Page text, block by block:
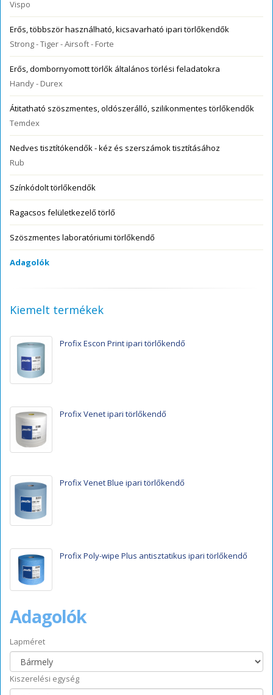
Vispo
Erős, többször használható, kicsavarható ipari törlőkendők
Strong - Tiger - Airsoft - Forte
Erős, dombornyomott törlők általános törlési feladatokra
Handy - Durex
Átitatható szöszmentes, oldószerálló, szilikonmentes törlőkendők
Temdex
Nedves tisztítókendők - kéz és szerszámok tisztításához
Rub
Színkódolt törlőkendők
Ragacsos felületkezelő törlő
Szöszmentes laboratóriumi törlőkendő
Adagolók
Kiemelt termékek
Profix Escon Print ipari törlőkendő
Profix Venet ipari törlőkendő
Profix Venet Blue ipari törlőkendő
Profix Poly-wipe Plus antisztatikus ipari törlőkendő
Adagolók
Lapméret
Kiszerelési egység